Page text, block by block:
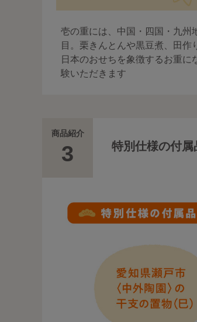
壱の重には、中国・四国・九州
目。栗きんとんや黒豆煮、田作
日本のおせちを象徴するお重
験いただきます
商品紹介
3 特別仕様の付属